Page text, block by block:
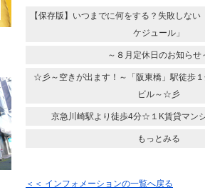
【保存版】いつまでに何をする？失敗しない
ケジュール」
～８月定休日のお知らせ
☆彡～空きが出ます！～「阪東橋」駅徒歩
ビル～☆彡
京急川崎駅より徒歩4分☆１K賃貸マン
もっとみる
＜＜ インフォメーションの一覧へ戻る